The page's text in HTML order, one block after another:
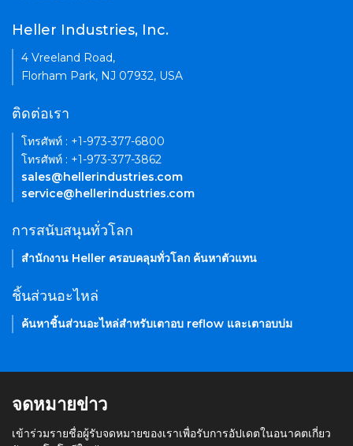
Heller Industries, Inc.
4 Vreeland Road,
Florham Park, NJ 07932, USA
ติดต่อเรา
โทรศัพท์ : +1-973-377-6800
โทรศัพท์ : +1-973-377-3862
sales@hellerindustries.com
service@hellerindustries.com
การสนับสนุนทั่วโลก
สำนักงาน Heller ครอบคลุมทั่วโลก ค้นหาตัวแทน
ชิ้นส่วนอะไหล่
ค้นหาชิ้นส่วนอะไหล่สำหรับเตาอบ reflow และเตาอบบ่ม
จดหมายข่าว
เข้าร่วมรายชื่อผู้รับจดหมายของเราเพื่อรับการอัปเดตในอนาคตเกี่ยว